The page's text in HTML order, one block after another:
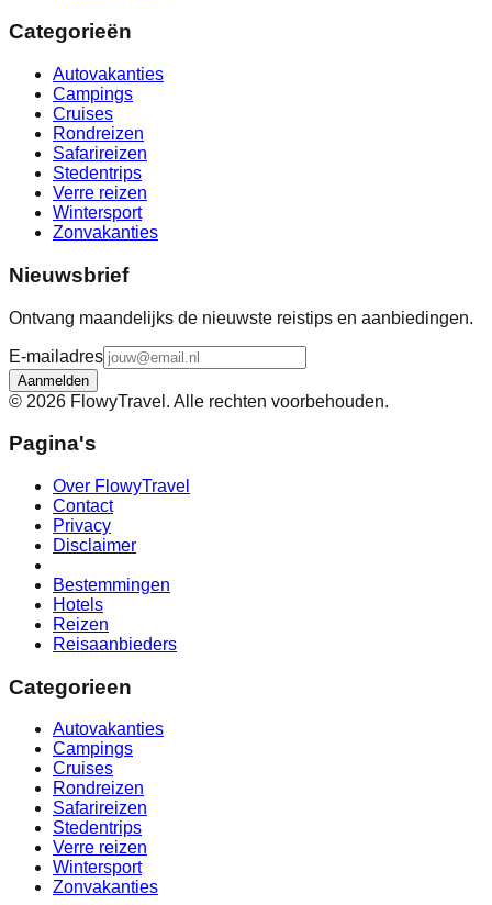
Categorieën
Autovakanties
Campings
Cruises
Rondreizen
Safarireizen
Stedentrips
Verre reizen
Wintersport
Zonvakanties
Nieuwsbrief
Ontvang maandelijks de nieuwste reistips en aanbiedingen.
E-mailadres
Aanmelden
© 2026 FlowyTravel. Alle rechten voorbehouden.
Pagina's
Over FlowyTravel
Contact
Privacy
Disclaimer
Bestemmingen
Hotels
Reizen
Reisaanbieders
Categorieen
Autovakanties
Campings
Cruises
Rondreizen
Safarireizen
Stedentrips
Verre reizen
Wintersport
Zonvakanties